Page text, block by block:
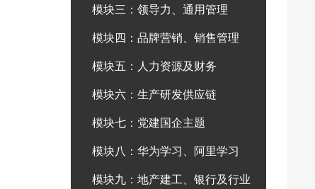
模块三：领导力、通用管理
模块四：品牌营销、销售管理
模块五：人力资源及财务
模块六：生产研发供应链
模块七：党建国企主题
模块八：华为学习、阿里学习
模块九：地产建工、银行及行业